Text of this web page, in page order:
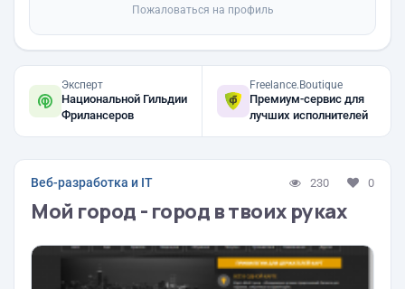
Пожаловаться на профиль
Эксперт
Национальной Гильдии
Фрилансеров
Freelance.Boutique
Премиум-сервис для
лучших исполнителей
Веб-разработка и IT 230 0
Мой город - город в твоих руках